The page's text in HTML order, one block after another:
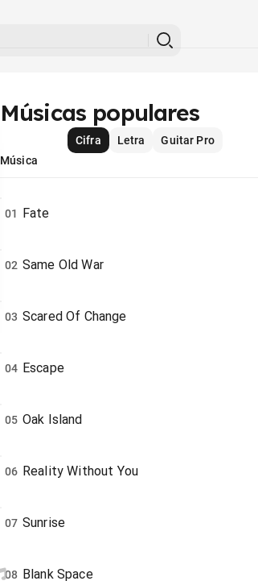
Músicas populares
Cifra Letra
Guitar Pro
Música
01 Fate
02 Same Old War
03 Scared Of Change
04 Escape
05 Oak Island
06 Reality Without You
07 Sunrise
08 Blank Space